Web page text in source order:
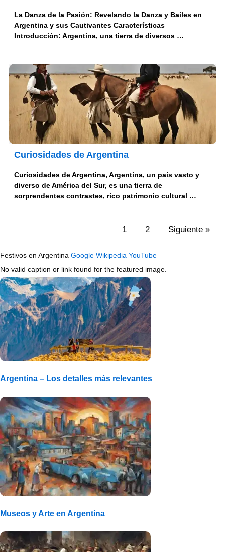
La Danza de la Pasión: Revelando la Danza y Bailes en
Argentina y sus Cautivantes Características
Introducción: Argentina, una tierra de diversos …
Curiosidades de Argentina
Curiosidades de Argentina, Argentina, un país vasto y
diverso de América del Sur, es una tierra de
sorprendentes contrastes, rico patrimonio cultural …
1 2 Siguiente »
Festivos en Argentina Google Wikipedia YouTube
No valid caption or link found for the featured image.
Argentina – Los detalles más relevantes
Museos y Arte en Argentina